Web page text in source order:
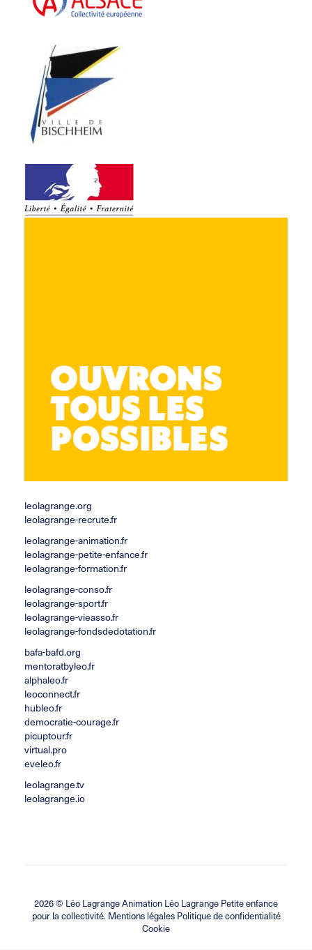
accueil.csf@leolagrange.org
leolagrange.org
leolagrange-recrute.fr
leolagrange-animation.fr
leolagrange-petite-enfance.fr
leolagrange-formation.fr
leolagrange-conso.fr
leolagrange-sport.fr
leolagrange-vieasso.fr
leolagrange-fondsdedotation.fr
bafa-bafd.org
mentoratbyleo.fr
alphaleo.fr
leoconnect.fr
hubleo.fr
democratie-courage.fr
picuptour.fr
virtual.pro
eveleo.fr
leolagrange.tv
leolagrange.io
2026 © Léo Lagrange Animation Léo Lagrange Petite enfance
pour la collectivité. Mentions légales Politique de confidentialité
Cookie